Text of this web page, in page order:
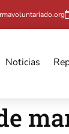
Noticias